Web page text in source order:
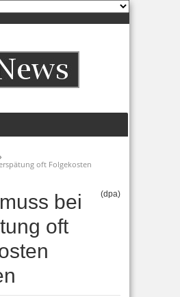
oft Folgekosten
bei
oft
(dpa)